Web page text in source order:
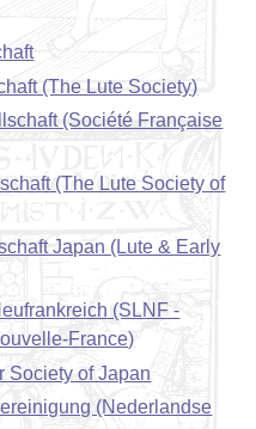
(The Lute Society)
(Société Française
(The Lute Society of
Japan (Lute & Early
(SLNF -
France)
Society of Japan
(Nederlandse